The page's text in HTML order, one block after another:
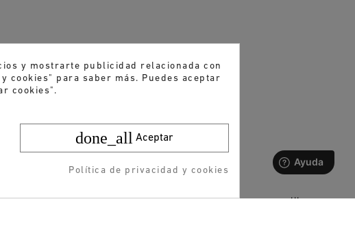
y mostrarte publicidad relacionada con
cookies" para saber más. Puedes aceptar
cookies".
done_all Aceptar
Política de privacidad y cookies